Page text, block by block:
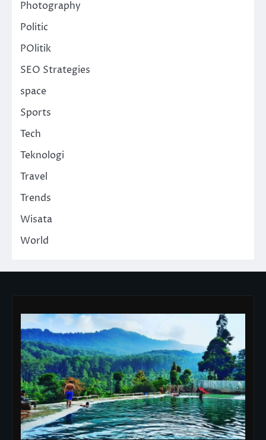
Photography
Politic
POlitik
SEO Strategies
space
Sports
Tech
Teknologi
Travel
Trends
Wisata
World